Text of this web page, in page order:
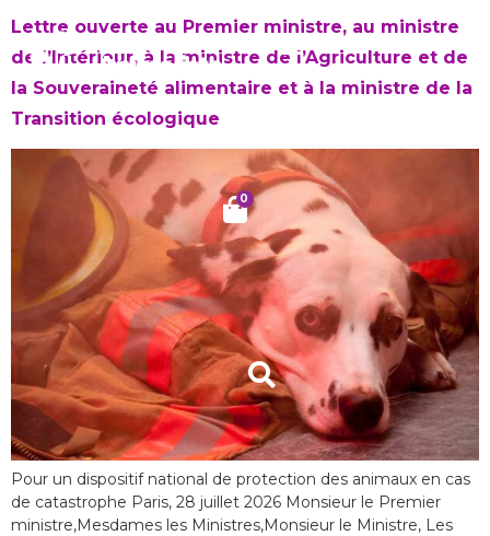
0
Lettre ouverte au Premier ministre, au ministre
de l’Intérieur, à la ministre de l’Agriculture et de
la Souveraineté alimentaire et à la ministre de la
Transition écologique
Pour un dispositif national de protection des animaux en cas
de catastrophe Paris, 28 juillet 2026 Monsieur le Premier
ministre,Mesdames les Ministres,Monsieur le Ministre, Les